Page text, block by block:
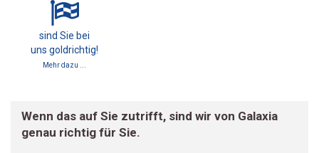
sind Sie bei
uns goldrichtig!
Mehr dazu ...
Wenn das auf Sie zutrifft, sind wir von Galaxia
genau richtig für Sie.